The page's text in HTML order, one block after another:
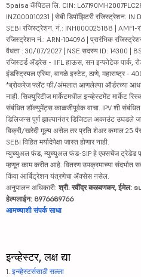
5paisa कॅपिटल लि. CIN:
INZ000010231 | सेबी डिपॉझिटरी रजिस्ट्रेशन: IN
SEBI रजिस्ट्रेशन. नं.: INH000025188 | AMFI-
रजिस्ट्रेशन नं.: ARN-104096 | प्रारंभिक
वैधता : 30/07/2027 | NSE सदस्य ID: 14300 |
रजिस्टर्ड ॲड्रेस - IIFL हाऊस, सन इन्फोटेक पार्क,
इंडस्ट्रियल एरिया, वागळे इस्टेट, ठाणे, महाराष्ट्र -
*ब्रोकरेज फ्लॅट फी/अंमलात आणलेल्या ऑर्डरच्या
नाही. सिक्युरिटीज मार्केटमधील इन्व्हेस्टमेंट मार्केट
संबंधित डॉक्युमेंट्स काळजीपूर्वक वाचा. IPV शी
डिलिजन्स पूर्ण झाल्यानंतर डिजिटल अकाउंट उघडले
विक्री/खरेदी मूल्य असेल तर प्रति शेअर कमाल 25
SEBI विहित मर्यादेपेक्षा जास्त होणार नाही.
म्युच्युअल फंड, म्युच्युअल फंड-SIP हे एक्सचेंज ट्रेडेड
म्हणून काम करीत आहे. वितरण उपक्रमाच्या संदर्भात
किंवा आर्बिट्रेशन यंत्रणेचा ॲक्सेस नसेल.
अनुपालन अधिकारी: श्री. रवींद्र कळवणकर, ईमेल:
हेल्पलाईन: 8976689766
आमच्याशी संपर्क साधा
इन्व्हेस्टर, लक्ष द्या
1. इन्व्हेस्टर्ससाठी सल्ला